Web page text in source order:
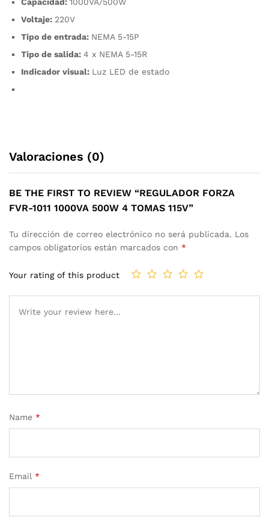
Voltaje: 220V
Tipo de entrada: NEMA 5-15P
Tipo de salida: 4 x NEMA 5-15R
Indicador visual: Luz LED de estado
Valoraciones (0)
BE THE FIRST TO REVIEW “REGULADOR FORZA
FVR-1011 1000VA 500W 4 TOMAS 115V”
Tu dirección de correo electrónico no será publicada. Los
campos obligatorios están marcados con *
Your rating of this product
Name *
Email *